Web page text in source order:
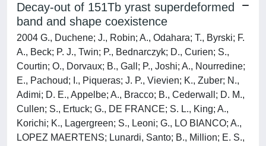
Decay-out of 151Tb yrast superdeformed
band and shape coexistence
2004 G., Duchene; J., Robin; A., Odahara; T., Byrski; F.
A., Beck; P. J., Twin; P., Bednarczyk; D., Curien; S.,
Courtin; O., Dorvaux; B., Gall; P., Joshi; A., Nourredine;
E., Pachoud; I., Piqueras; J. P., Vievien; K., Zuber; N.,
Adimi; D. E., Appelbe; A., Bracco; B., Cederwall; D. M.,
Cullen; S., Ertuck; G., DE FRANCE; S. L., King; A.,
Korichi; K., Lagergreen; S., Leoni; G., LO BIANCO; A.,
LOPEZ MAERTENS; Lunardi, Santo; B., Million; E. S.,